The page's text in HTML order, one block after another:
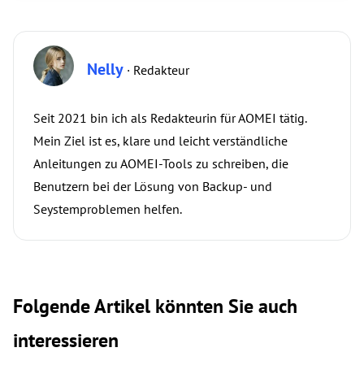
Nelly · Redakteur
Seit 2021 bin ich als Redakteurin für AOMEI tätig.
Mein Ziel ist es, klare und leicht verständliche
Anleitungen zu AOMEI-Tools zu schreiben, die
Benutzern bei der Lösung von Backup- und
Seystemproblemen helfen.
Folgende Artikel könnten Sie auch
interessieren